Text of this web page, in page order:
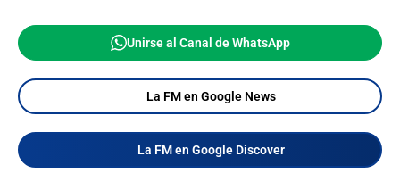
Unirse al Canal de WhatsApp
La FM en Google News
La FM en Google Discover